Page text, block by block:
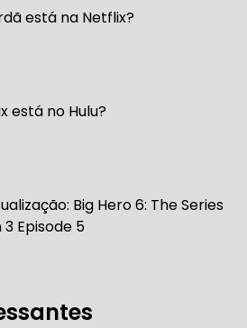
está na Netflix?
está no Hulu?
Big Hero 6: The Series
3 Episode 5